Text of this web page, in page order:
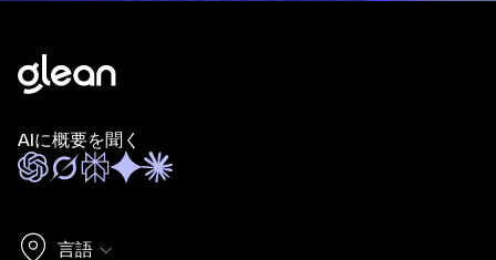
AIに概要を聞く
言語